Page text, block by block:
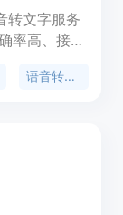
转文字服务
率高、接入
三种服务形
语音转文字